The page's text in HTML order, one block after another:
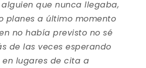
que nunca llegaba,
planes a último momento
no había previsto no sé
de las veces esperando
lugares de cita a